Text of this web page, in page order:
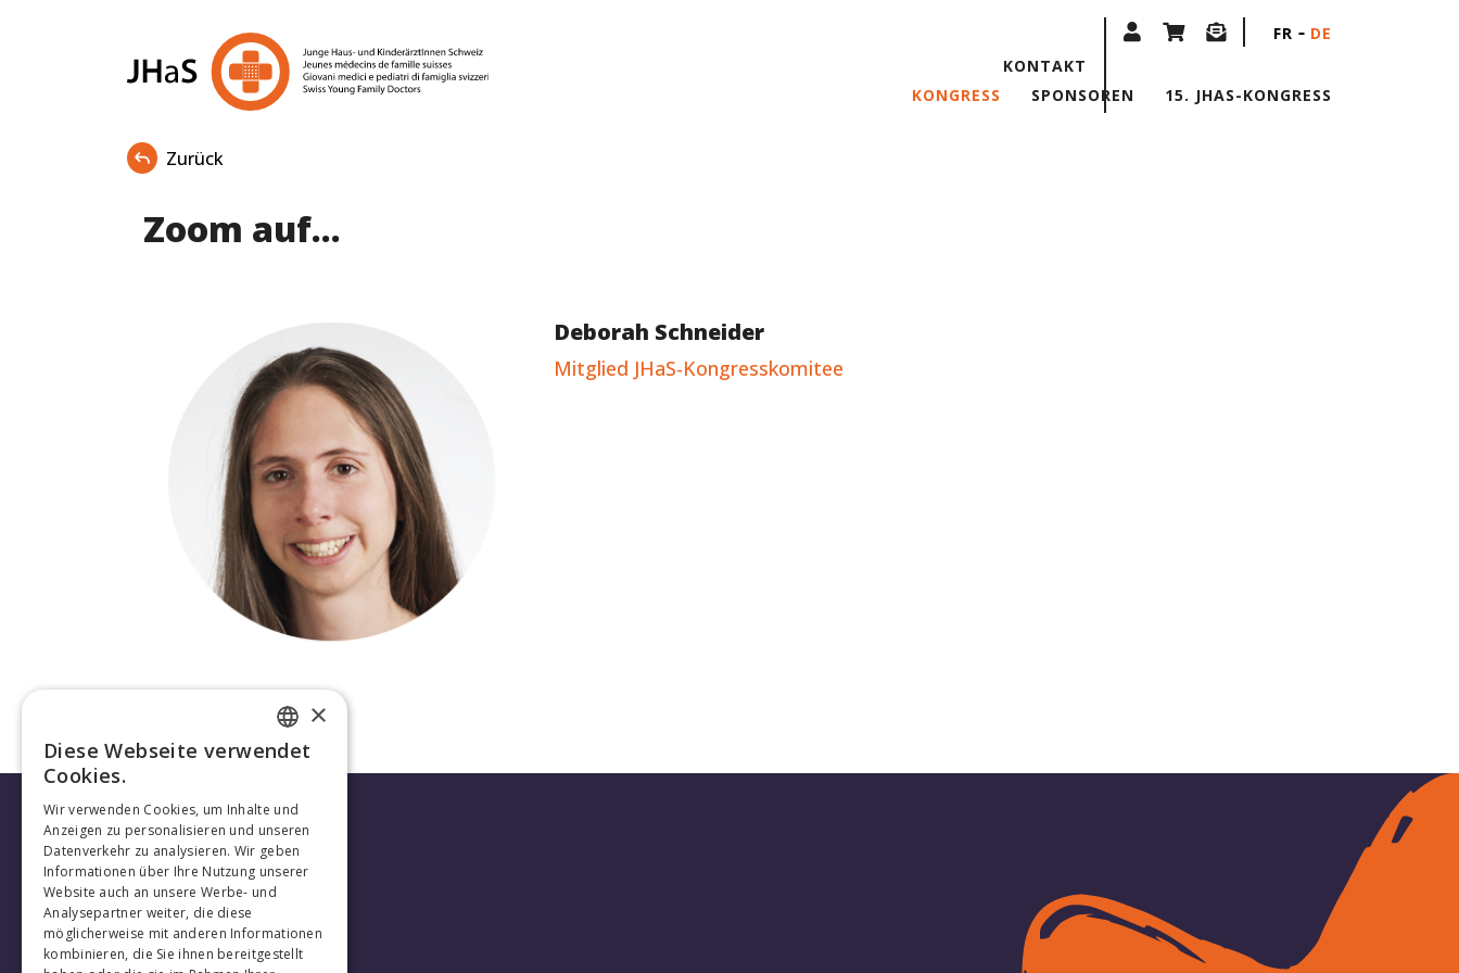
KONGRESS SPONSOREN 15. JHAS-KONGRESS
KONTAKT
FR DE
Zurück
Zoom auf...
Deborah Schneider
Mitglied JHaS-Kongresskomitee
FRENCH
×
Diese Webseite verwendet
Cookies.
Wir verwenden Cookies, um Inhalte und
Anzeigen zu personalisieren und unseren
Datenverkehr zu analysieren. Wir geben
Informationen über Ihre Nutzung unserer
Website auch an unsere Werbe- und
Analysepartner weiter, die diese
möglicherweise mit anderen Informationen
kombinieren, die Sie ihnen bereitgestellt